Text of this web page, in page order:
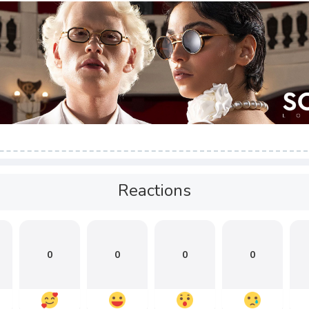
Reactions
0 0 0 0